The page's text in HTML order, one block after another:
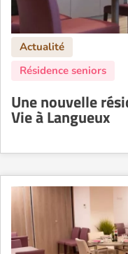
Une nouvelle
Vie à Langueux